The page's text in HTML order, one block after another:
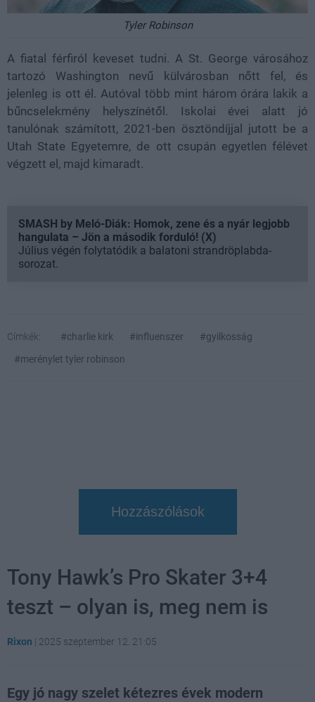
Tyler Robinson
A fiatal férfiról keveset tudni. A St. George városához
tartozó Washington nevű külvárosban nőtt fel, és
jelenleg is ott él. Autóval több mint három órára lakik a
bűncselekmény helyszínétől. Iskolai évei alatt jó
tanulónak számított, 2021-ben ösztöndíjjal jutott be a
Utah State Egyetemre, de ott csupán egyetlen félévet
végzett el, majd kimaradt.
SMASH by Meló-Diák: Homok, zene és a nyár legjobb
hangulata – Jön a második forduló! (X)
Július végén folytatódik a balatoni strandröplabda-
sorozat.
Címkék: #charlie kirk #influenszer
#gyilkosság
#merénylet tyler robinson
Hozzászólások
Tony Hawk’s Pro Skater 3+4
teszt – olyan is, meg nem is
Rixon | 2025 szeptember 12. 21:05
Egy jó nagy szelet kétezres évek modern